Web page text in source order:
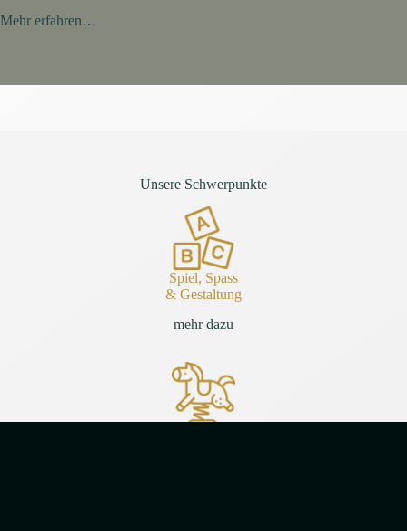
Mehr erfahren…
Unsere Schwerpunkte
Spiel, Spass
& Gestaltung
mehr dazu